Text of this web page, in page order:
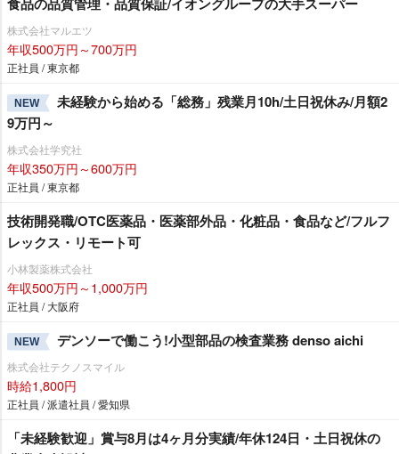
株式会社マルエツ
年収500万円～700万円
正社員 / 東京都
NEW
未経験から始める「総務」残業月10h/土日祝休み/月額2
9万円～
株式会社学究社
年収350万円～600万円
正社員 / 東京都
技術開発職/OTC医薬品・医薬部外品・化粧品・食品など/フルフ
レックス・リモート可
小林製薬株式会社
年収500万円～1,000万円
正社員 / 大阪府
NEW デンソーで働こう!小型部品の検査業務 denso aichi
株式会社テクノスマイル
時給1,800円
正社員 / 派遣社員 / 愛知県
「未経験歓迎」賞与8月は4ヶ月分実績/年休124日・土日祝休の